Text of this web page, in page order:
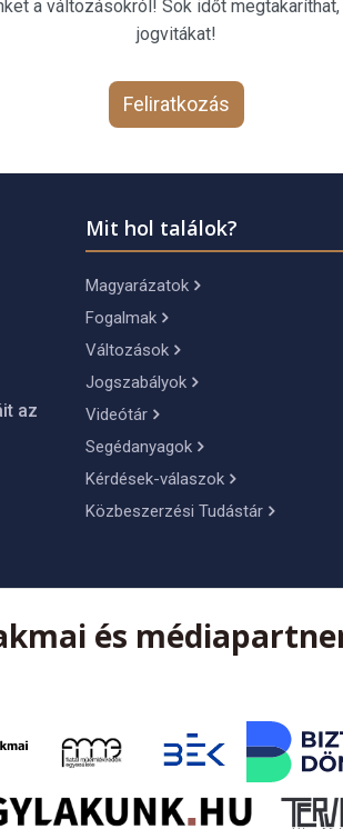
a változásokról! Sok időt
jogvitákat!
Feliratkozás
az
Mit hol találok?
Magyarázatok
Fogalmak
Változások
Jogszabályok
Videótár
Segédanyagok
Kérdések-válaszok
Közbeszerzési Tudástár
és